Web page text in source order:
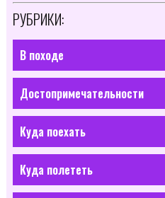
РУБРИКИ:
В походе
Достопримечательности
Куда поехать
Куда полететь